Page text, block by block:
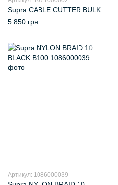
Supra CABLE CUTTER BULK
5 850 грн
Артикул: 1086000039